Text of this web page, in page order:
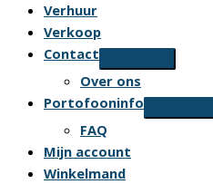
Verhuur
Verkoop
Contact
Over ons
Portofooninfo
FAQ
Mijn account
Winkelmand